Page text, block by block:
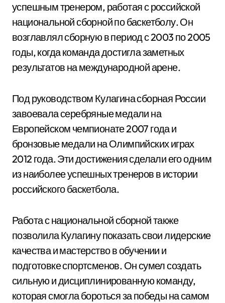
успешным тренером, работая с российской
национальной сборной по баскетболу. Он
возглавлял сборную в период с 2003 по 2005
годы, когда команда достигла заметных
результатов на международной арене.
Под руководством Кулагина сборная России
завоевала серебряные медали на
Европейском чемпионате 2007 года и
бронзовые медали на Олимпийских играх
2012 года. Эти достижения сделали его одним
из наиболее успешных тренеров в истории
российского баскетбола.
Работа с национальной сборной также
позволила Кулагину показать свои лидерские
качества и мастерство в обучении и
подготовке спортсменов. Он сумел создать
сильную и дисциплинированную команду,
которая смогла бороться за победы на самом